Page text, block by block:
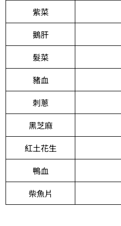
紫菜
鵝肝
髮菜
豬血
刺蔥
黑芝麻
紅土花生
鴨血
柴魚片